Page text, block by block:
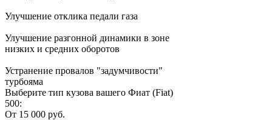
Улучшение отклика педали газа
Улучшение разгонной динамики в зоне
низких и средних оборотов
Устранение провалов "задумчивости"
турбояма
Выберите тип кузова вашего Фиат (Fiat)
500:
От 15 000 руб.